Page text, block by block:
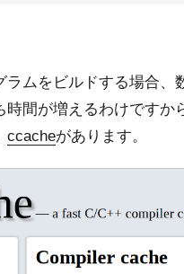
ラムをビルドする場合
時間が増えるわけです
ccacheがあります。